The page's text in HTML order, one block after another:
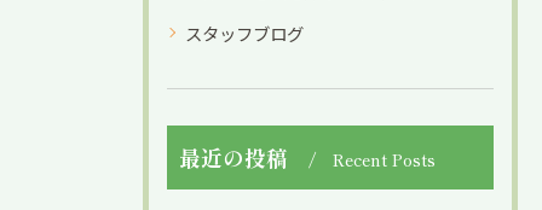
スタッフブログ
最近の投稿 Recent Posts